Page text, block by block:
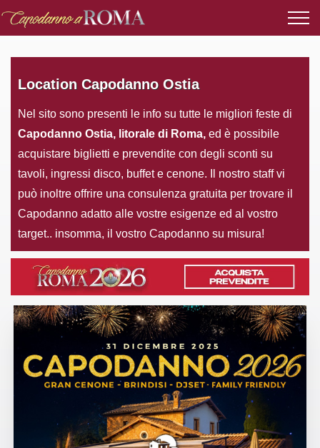
Location Capodanno Ostia
Nel sito sono presenti le info su tutte le migliori feste di
Capodanno Ostia, litorale di Roma, ed è possibile
acquistare biglietti e prevendite con degli sconti su
tavoli, ingressi disco, buffet e cenone. Il nostro staff vi
può inoltre offrire una consulenza gratuita per trovare il
Capodanno adatto alle vostre esigenze ed al vostro
target.. insomma, il vostro Capodanno su misura!